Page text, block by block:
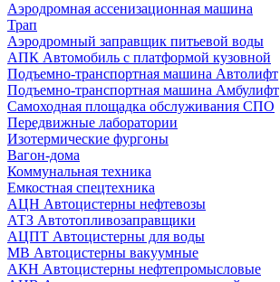
Аэродромная ассенизационная машина
Трап
Аэродромный заправщик питьевой воды
АПК Автомобиль с платформой кузовной
Подъемно-транспортная машина Автолифт
Подъемно-транспортная машина Амбулифт
Самоходная площадка обслуживания СПО
Передвижные лаборатории
Изотермические фургоны
Вагон-дома
Коммунальная техника
Емкостная спецтехника
АЦН Автоцистерны нефтевозы
АТЗ Автотопливозаправщики
АЦПТ Автоцистерны для воды
МВ Автоцистерны вакуумные
АКН Автоцистерны нефтепромысловые